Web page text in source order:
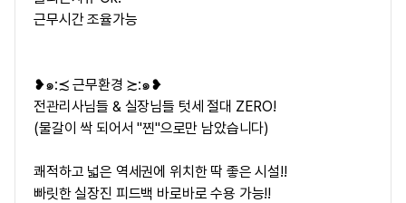
근무시간 조율가능
❥๑:≾ ​근무환경 ≿:๑❥
전관리사님들 & 실장님들 텃세 절대 ZERO!
(물갈이 싹 되어서 "찐"으로만 남았습니다)
쾌적하고 넓은 역세권에 위치한 딱 좋은 시설!!
빠릿한 실장진 피드백 바로바로 수용 가능!!